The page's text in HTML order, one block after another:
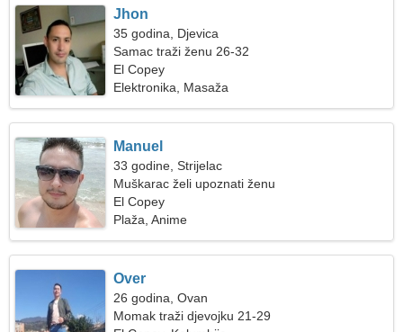
Jhon
35 godina, Djevica
Samac traži ženu 26-32
El Copey
Elektronika, Masaža
Manuel
33 godine, Strijelac
Muškarac želi upoznati ženu
El Copey
Plaža, Anime
Over
26 godina, Ovan
Momak traži djevojku 21-29